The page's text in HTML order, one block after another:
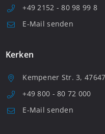
+49 2152 - 80 98 99 8
E-Mail senden
Kerken
Kempener Str. 3,
+49 800 - 80 72 000
E-Mail senden